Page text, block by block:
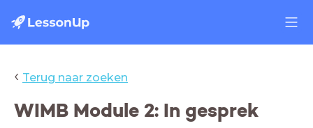
‹ Terug naar zoeken
WIMB Module 2: In gesprek